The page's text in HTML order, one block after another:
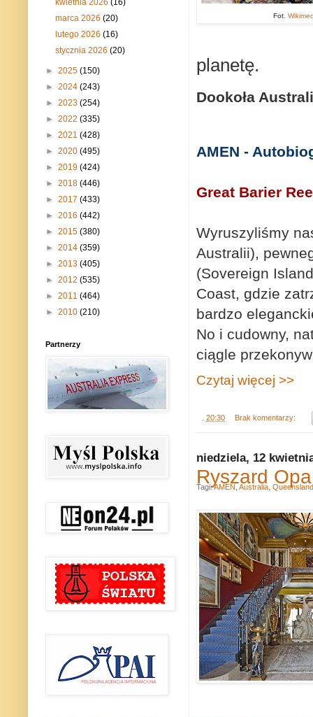
Fot.
planetę.
Dookoła
AMEN -
Great Barier
Wyruszyliśmy
Australii),
(Sovereign
Coast, gdzie
bardzo
No i cudowny,
ciągle
Czytaj więcej >>
20:30 Brak komentarzy:
niedziela, 12
Ryszard
Tagi:AMEN Australia Queensland
kwietnia 2026(16)
marca 2026(20)
lutego 2026(16)
stycznia 2026(20)
► 2025 (150)
► 2024 (243)
► 2023 (254)
► 2022 (335)
► 2021 (428)
► 2020 (495)
► 2019 (424)
► 2018 (446)
► 2017 (433)
► 2016 (442)
► 2015 (380)
► 2014 (359)
► 2013 (405)
► 2012 (535)
► 2011 (464)
► 2010 (210)
Partnerzy